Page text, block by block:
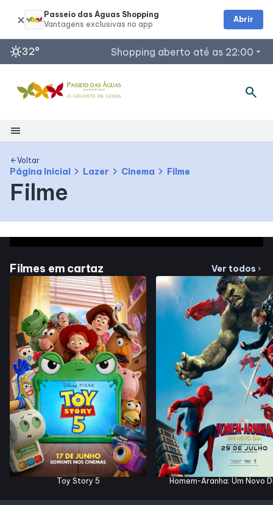
sunny32° Shopping aberto até as 22:00 arrow_drop_down
Horários de Funcionamento
Lojas
Acessar todos os horários
search
menu
Shopping
Mapa Interno
Como Chegar
Horários
Entretenimento
Cinema
Eventos
Fique Por Dentro
Lojas e Restaurantes
arrow_backVoltar
Página Inicial chevron_right Lazer chevron_right Cinema chevron_right Filme
Filme
Filmes em cartaz Ver todos chevron_right
Toy Story 5 Homem-Aranha: Um Novo
Passeio das Águas Shopping
Abrir